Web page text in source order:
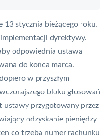
13 stycznia bieżącego roku.
dyrektywy.
odpowiednia ustawa
do końca marca.
w przyszłym
bloku głosowań
ustawy przygotowany przez
odzyskanie pieniędzy
co trzeba numer rachunku